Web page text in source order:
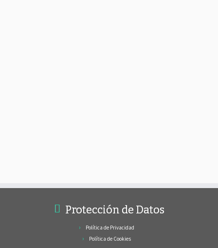
Protección de Datos
Política de Privacidad
Política de Cookies